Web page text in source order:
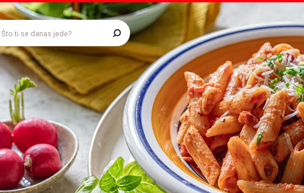
Što ti se danas jede?